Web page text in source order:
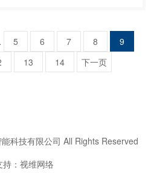
5 6 7 8
9
13 14 下一页
科技有限公司 All Rights Reserved
： 视维网络